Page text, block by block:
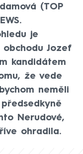
(TOP
je
obchodu Jozef
kandidátem
že vede
neměli
Nerudové,
ohradila.